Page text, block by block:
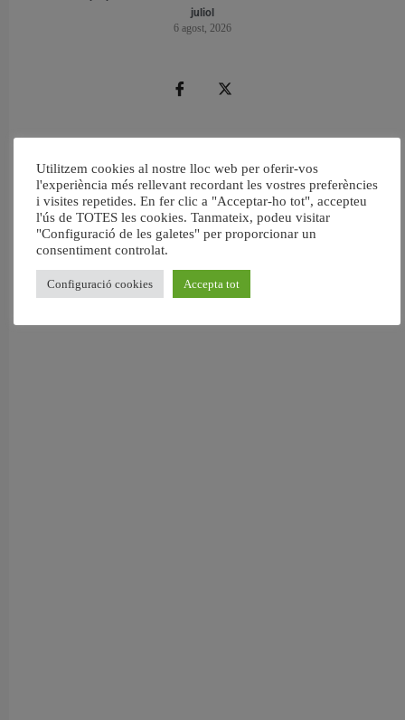
juliol
6 agost, 2026
Utilitzem cookies al nostre lloc web per oferir-vos
l'experiència més rellevant recordant les vostres preferències
i visites repetides. En fer clic a "Acceptar-ho tot", accepteu
l'ús de TOTES les cookies. Tanmateix, podeu visitar
"Configuració de les galetes" per proporcionar un
consentiment controlat.
Configuració cookies Accepta tot